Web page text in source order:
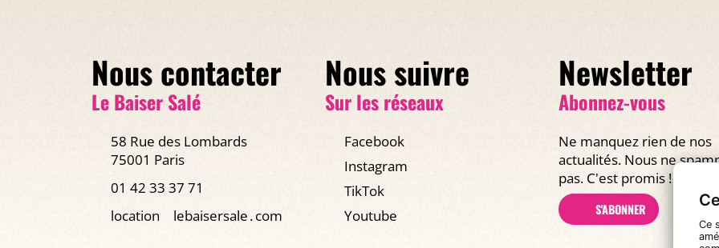
Ce
Nous contacter
Le Baiser Salé
58 Rue des Lombards
75001 Paris
01 42 33 37 71
location
lebaisersale․com
Nous suivre
Sur les réseaux
Facebook
Instagram
TikTok
Youtube
Newsletter
Abonnez-vous
Ne manquez rien de nos
actualités. Nous ne
pas. C'est promis !
S'ABONNER